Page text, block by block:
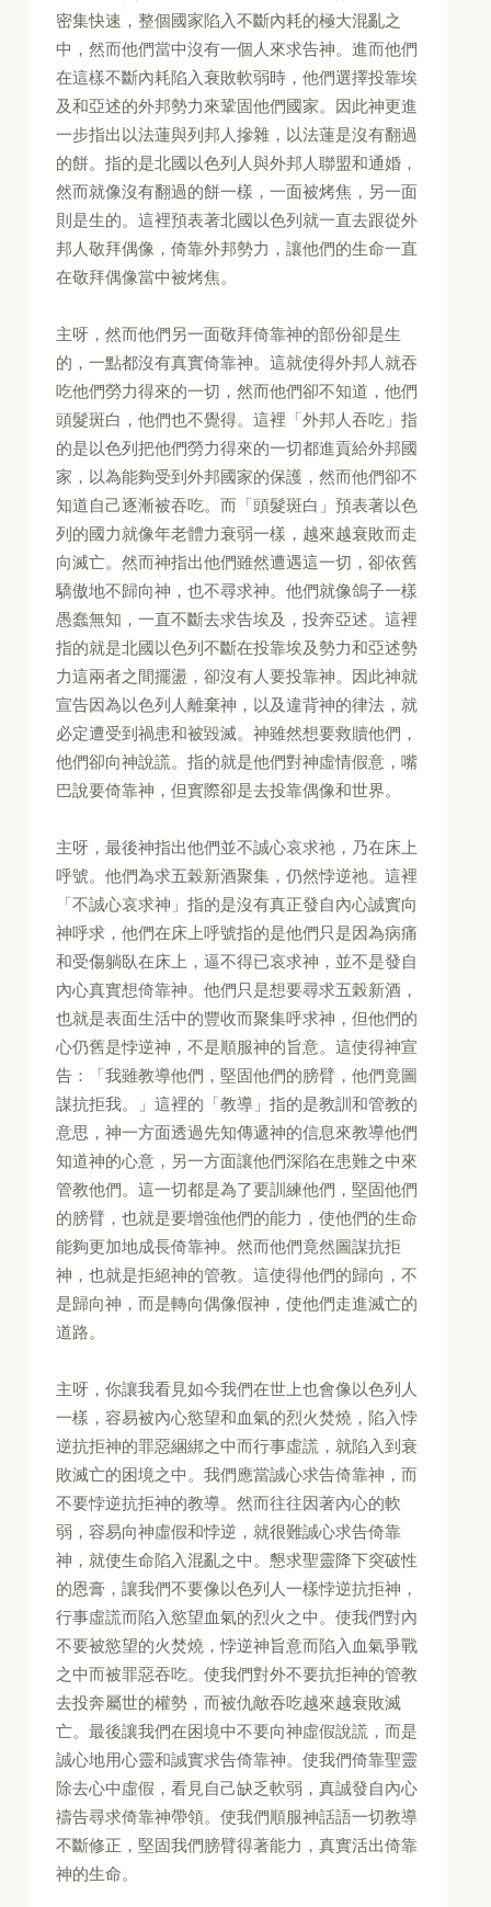
密集快速，整個國家陷入不斷內耗的極大混亂之
中，然而他們當中沒有一個人來求告神。進而他們
在這樣不斷內耗陷入衰敗軟弱時，他們選擇投靠埃
及和亞述的外邦勢力來鞏固他們國家。因此神更進
一步指出以法蓮與列邦人摻雜，以法蓮是沒有翻過
的餅。指的是北國以色列人與外邦人聯盟和通婚，
然而就像沒有翻過的餅一樣，一面被烤焦，另一面
則是生的。這裡預表著北國以色列就一直去跟從外
邦人敬拜偶像，倚靠外邦勢力，讓他們的生命一直
在敬拜偶像當中被烤焦。
主呀，然而他們另一面敬拜倚靠神的部份卻是生
的，一點都沒有真實倚靠神。這就使得外邦人就吞
吃他們勞力得來的一切，然而他們卻不知道，他們
頭髮斑白，他們也不覺得。這裡「外邦人吞吃」指
的是以色列把他們勞力得來的一切都進貢給外邦國
家，以為能夠受到外邦國家的保護，然而他們卻不
知道自己逐漸被吞吃。而「頭髮斑白」預表著以色
列的國力就像年老體力衰弱一樣，越來越衰敗而走
向滅亡。然而神指出他們雖然遭遇這一切，卻依舊
驕傲地不歸向神，也不尋求神。他們就像鴿子一樣
愚蠢無知，一直不斷去求告埃及，投奔亞述。這裡
指的就是北國以色列不斷在投靠埃及勢力和亞述勢
力這兩者之間擺盪，卻沒有人要投靠神。因此神就
宣告因為以色列人離棄神，以及違背神的律法，就
必定遭受到禍患和被毀滅。神雖然想要救贖他們，
他們卻向神說謊。指的就是他們對神虛情假意，嘴
巴說要倚靠神，但實際卻是去投靠偶像和世界。
主呀，最後神指出他們並不誠心哀求祂，乃在床上
呼號。他們為求五榖新酒聚集，仍然悖逆祂。這裡
「不誠心哀求神」指的是沒有真正發自內心誠實向
神呼求，他們在床上呼號指的是他們只是因為病痛
和受傷躺臥在床上，逼不得已哀求神，並不是發自
內心真實想倚靠神。他們只是想要尋求五榖新酒，
也就是表面生活中的豐收而聚集呼求神，但他們的
心仍舊是悖逆神，不是順服神的旨意。這使得神宣
告：「我雖教導他們，堅固他們的膀臂，他們竟圖
謀抗拒我。」這裡的「教導」指的是教訓和管教的
意思，神一方面透過先知傳遞神的信息來教導他們
知道神的心意，另一方面讓他們深陷在患難之中來
管教他們。這一切都是為了要訓練他們，堅固他們
的膀臂，也就是要增強他們的能力，使他們的生命
能夠更加地成長倚靠神。然而他們竟然圖謀抗拒
神，也就是拒絕神的管教。這使得他們的歸向，不
是歸向神，而是轉向偶像假神，使他們走進滅亡的
道路。
主呀，你讓我看見如今我們在世上也會像以色列人
一樣，容易被內心慾望和血氣的烈火焚燒，陷入悖
逆抗拒神的罪惡綑綁之中而行事虛謊，就陷入到衰
敗滅亡的困境之中。我們應當誠心求告倚靠神，而
不要悖逆抗拒神的教導。然而往往因著內心的軟
弱，容易向神虛假和悖逆，就很難誠心求告倚靠
神，就使生命陷入混亂之中。懇求聖靈降下突破性
的恩膏，讓我們不要像以色列人一樣悖逆抗拒神，
行事虛謊而陷入慾望血氣的烈火之中。使我們對內
不要被慾望的火焚燒，悖逆神旨意而陷入血氣爭戰
之中而被罪惡吞吃。使我們對外不要抗拒神的管教
去投奔屬世的權勢，而被仇敵吞吃越來越衰敗滅
亡。最後讓我們在困境中不要向神虛假說謊，而是
誠心地用心靈和誠實求告倚靠神。使我們倚靠聖靈
除去心中虛假，看見自己缺乏軟弱，真誠發自內心
禱告尋求倚靠神帶領。使我們順服神話語一切教導
不斷修正，堅固我們膀臂得著能力，真實活出倚靠
神的生命。